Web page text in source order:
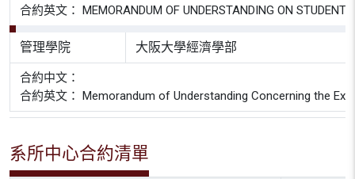
合約英文： MEMORANDUM OF UNDERSTANDING ON STUDENT
管理學院 大阪大學經濟學部
合約中文：
合約英文： Memorandum of Understanding Concerning the
系所中心合約清單